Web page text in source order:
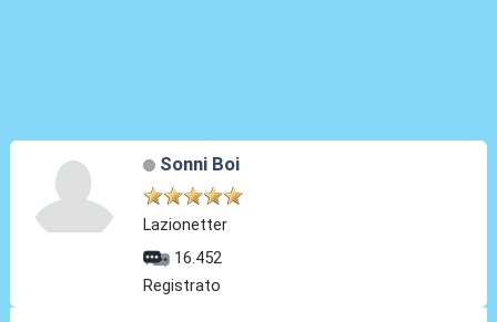
Sonni Boi
Lazionetter
16.452
Registrato